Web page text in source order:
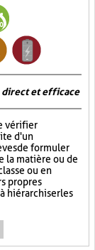
direct et efficace
vérifier
d'un
de formuler
la matière ou de
ou en
propres
hiérarchiser les